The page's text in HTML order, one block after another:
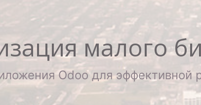
малого
Odoo для эффективной